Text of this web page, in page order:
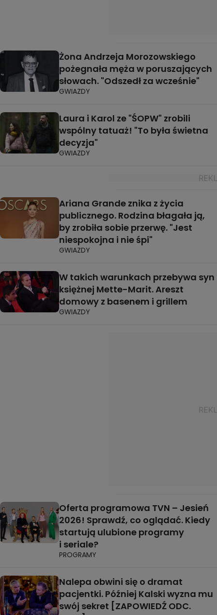
Żona Andrzeja Morozowskiego
pożegnała męża w poruszających
słowach. "Odszedł za wcześnie"
GWIAZDY
Laura i Karol ze "ŚOPW" zrobili
wspólny tatuaż! "To była świetna
decyzja"
GWIAZDY
Ariana Grande znika z życia
publicznego. Rodzina błagała ją,
by zrobiła sobie przerwę. "Jest
niespokojna i nie śpi"
GWIAZDY
W takich warunkach przebywa syn
księżnej Mette-Marit. Areszt
domowy z basenem i grillem
GWIAZDY
Oferta programowa TVN – Jesień
2026! Sprawdź, co oglądać. Kiedy
startują ulubione programy
i seriale?
PROGRAMY
Nalepa obwini się o dramat
pacjentki. Później Kalski wyzna mu
swój sekret [ZAPOWIEDŹ ODC.